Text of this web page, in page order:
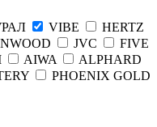
VIBE
HERTZ
JVC
FIVE
AIWA
ALPHARD
PHOENIX GOLD